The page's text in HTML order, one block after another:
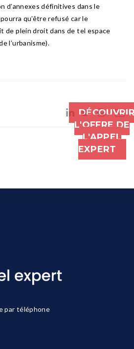
d’annexes définitives dans le
qu’être refusé car le
de plein droit dans de tel espace
l’urbanisme).
L'OFFRE DE
L'APPEL
EXPERT
par téléphone